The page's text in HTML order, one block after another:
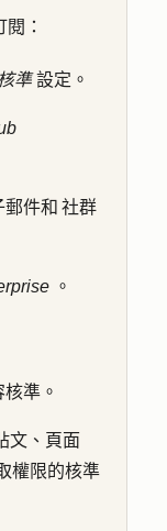
：
準設定。
件和 社群
。
準。
文、頁面
權限的核準